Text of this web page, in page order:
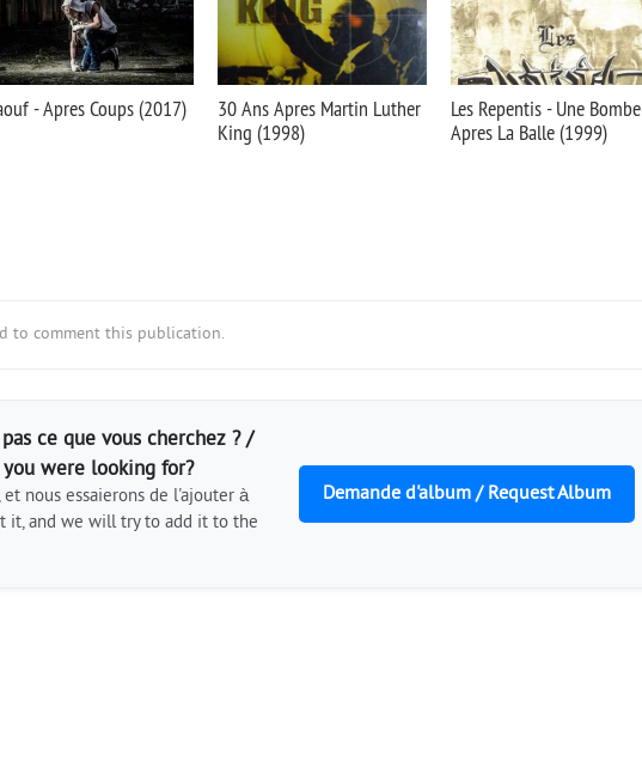
- Apres Coups (2017)
30 Ans Apres Martin Luther
King (1998)
Les Repentis‎ - Une Bombe
Apres La Balle (1999)
to comment this publication.
ce que vous cherchez ? /
were looking for?
et nous essaierons de l'ajouter à
it, and we will try to add it to the
Demande d'album / Request Album